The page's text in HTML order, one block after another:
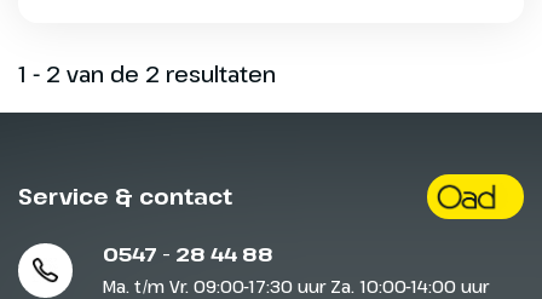
1 - 2 van de 2 resultaten
Service & contact
0547 - 28 44 88
Ma. t/m Vr. 09:00-17:30 uur Za. 10:00-14:00 uur